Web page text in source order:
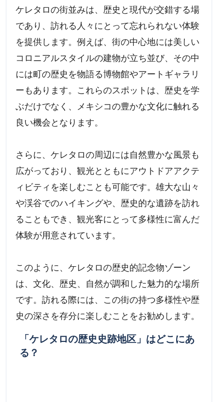
ケレタロの街並みは、歴史と現代が交錯する場
であり、訪れる人々にとって忘れられない体験
を提供します。例えば、街の中心地には美しい
コロニアルスタイルの建物が立ち並び、その中
には町の歴史を物語る博物館やアートギャラリ
ーもあります。これらのスポットは、歴史を学
ぶだけでなく、メキシコの豊かな文化に触れる
良い機会となります。
さらに、ケレタロの周辺には自然豊かな風景も
広がっており、観光とともにアウトドアアクテ
ィビティを楽しむことも可能です。雄大な山々
や渓谷でのハイキングや、歴史的な遺跡を訪れ
ることもでき、観光客にとって多様性に富んだ
体験が用意されています。
このように、ケレタロの歴史的記念物ゾーン
は、文化、歴史、自然が調和した魅力的な場所
です。訪れる際には、この街の持つ多様性や歴
史の深さを存分に楽しむことをお勧めします。
「ケレタロの歴史史跡地区」はどこにあ
る？